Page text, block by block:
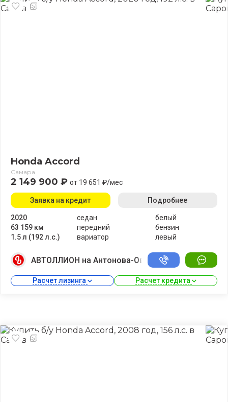
Honda Accord
Самара
2 149 900 ₽ от 19 651 ₽/мес
2020
63 159 км
1.5 л (192 л.с.)
седан
передний
вариатор
белый
бензин
левый
Заявка на кредит Подробнее
АВТОЛЛИОН на Антонова-Овсеенко
Расчет лизинга Расчет кредита